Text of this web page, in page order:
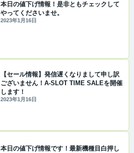
本日の値下げ情報！是非ともチェックして
やってくださいませ。
2023年1月16日
【セール情報】発信遅くなりまして申し訳
ございません！A-SLOT TIME SALEを開催
します！
2023年1月16日
本日の値下げ情報です！最新機種目白押し